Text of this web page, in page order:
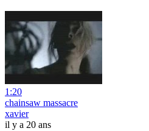
1:20
chainsaw massacre
xavier
il y a 20 ans